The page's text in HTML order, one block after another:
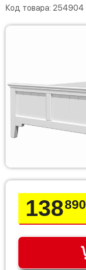
Код товара: 254904
138890